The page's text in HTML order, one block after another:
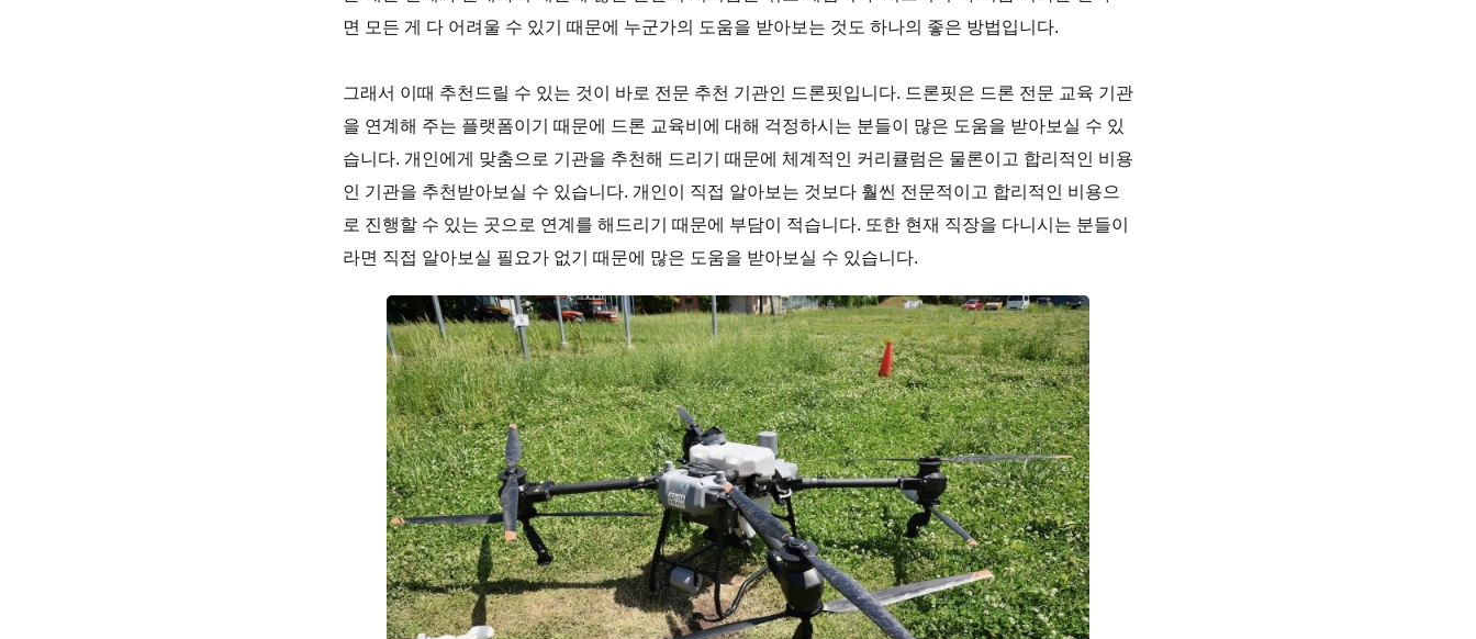
면 모든 게 다 어려울 수 있기 때문에 누군가의 도움을 받아보는 것도 하나의 좋은 방법입니다.
그래서 이때 추천드릴 수 있는 것이 바로 전문 추천 기관인 드론핏입니다. 드론핏은 드론 전문 교육 기관
을 연계해 주는 플랫폼이기 때문에 드론 교육비에 대해 걱정하시는 분들이 많은 도움을 받아보실 수 있
습니다. 개인에게 맞춤으로 기관을 추천해 드리기 때문에 체계적인 커리큘럼은 물론이고 합리적인 비용
인 기관을 추천받아보실 수 있습니다. 개인이 직접 알아보는 것보다 훨씬 전문적이고 합리적인 비용으
로 진행할 수 있는 곳으로 연계를 해드리기 때문에 부담이 적습니다. 또한 현재 직장을 다니시는 분들이
라면 직접 알아보실 필요가 없기 때문에 많은 도움을 받아보실 수 있습니다.